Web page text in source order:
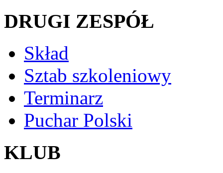
DRUGI ZESPÓŁ
Skład
Sztab szkoleniowy
Terminarz
Puchar Polski
KLUB